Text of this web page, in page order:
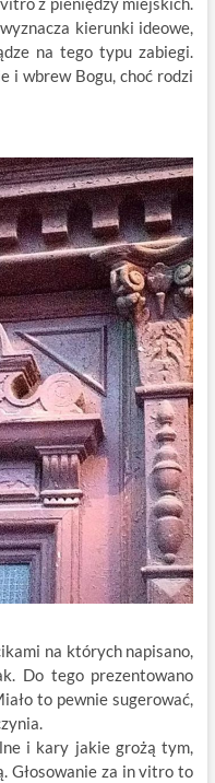
kierunki ideowe,
na tego typu zabiegi.
i wbrew Bogu, choć rodzi
na których napisano,
Do tego prezentowano
to pewnie sugerować,
i kary jakie grożą tym,
Głosowanie za in vitro to